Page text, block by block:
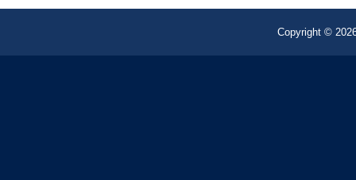
Copyright ©